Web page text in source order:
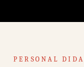
PERSONAL